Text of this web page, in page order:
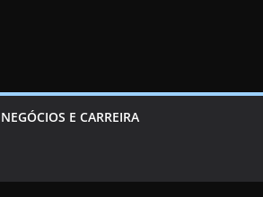
NEGÓCIOS E CARREIRA